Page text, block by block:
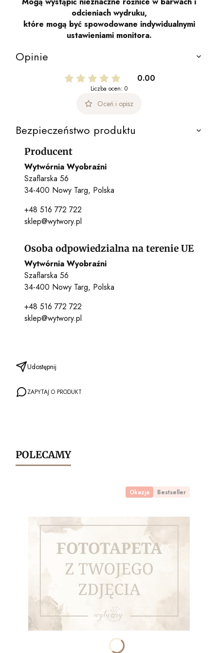
odcieniach wydruku,
które mogą być spowodowane indywidualnymi
ustawieniami monitora.
Opinie
0.00
Liczba ocen: 0
Oceń i opisz
Bezpieczeństwo produktu
Producent
Wytwórnia Wyobraźni
Szaflarska 56
34-400 Nowy Targ, Polska
+48 516 772 722
sklep@wytwory.pl
Osoba odpowiedzialna na terenie UE
Wytwórnia Wyobraźni
Szaflarska 56
34-400 Nowy Targ, Polska
+48 516 772 722
sklep@wytwory.pl
Udostępnij
ZAPYTAJ O PRODUKT
POLECAMY
Okazja Bestseller